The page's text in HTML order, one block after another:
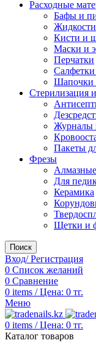
Расходные
Бафы и
Жидкости
Кисти и
Маски и
Перчатки
Шапочки
Стерилизация
Журналы
Пакеты
Фрезы
Алмазные
Для
Керамика
Щетки и
Поиск
Вход/ Регистрация
0 Список желаний
0 Сравнение
0 items / Цена: 0 тг.
Меню
0 items / Цена: 0 тг.
Каталог товаров